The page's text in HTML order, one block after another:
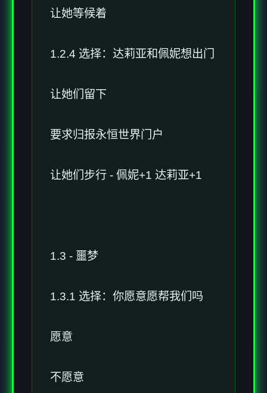
让她等候着
1.2.4 选择：达莉亚和佩妮想出门
让她们留下
要求归报永恒世界门户
让她们步行 - 佩妮+1 达莉亚+1
1.3 - 噩梦
1.3.1 选择：你愿意愿帮我们吗
愿意
不愿意